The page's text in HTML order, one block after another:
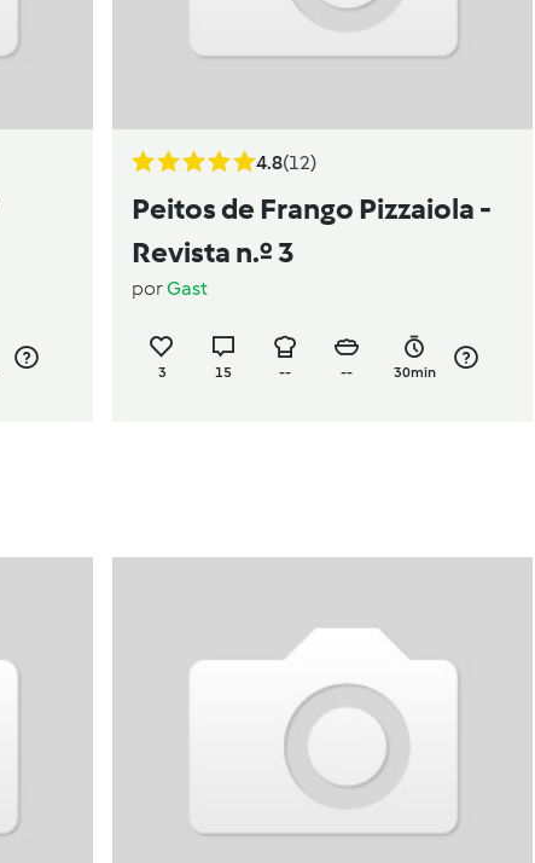
4.8(12)
Peitos de Frango Pizzaiola -
Revista n.º 3
porGast
3 15 -- -- 30min